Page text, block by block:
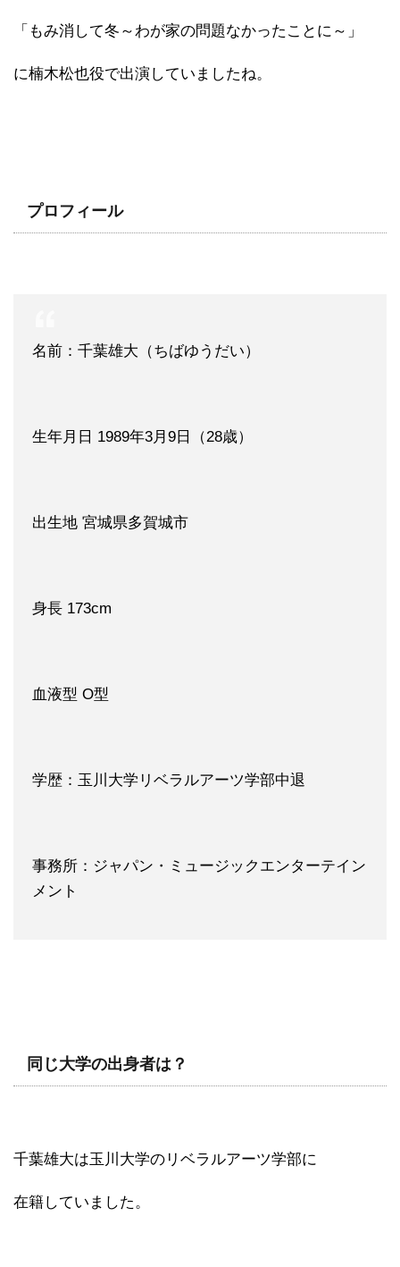
「もみ消して冬～わが家の問題なかったことに～」
に楠木松也役で出演していましたね。
プロフィール
名前：千葉雄大（ちばゆうだい）
生年月日 1989年3月9日（28歳）
出生地 宮城県多賀城市
身長 173cm
血液型 O型
学歴：玉川大学リベラルアーツ学部中退
事務所：ジャパン・ミュージックエンターテイン
メント
同じ大学の出身者は？
千葉雄大は玉川大学のリベラルアーツ学部に
在籍していました。